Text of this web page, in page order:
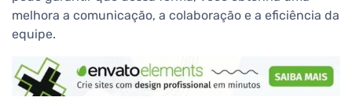
melhora a comunicação, a colaboração e a eficiência da
equipe.